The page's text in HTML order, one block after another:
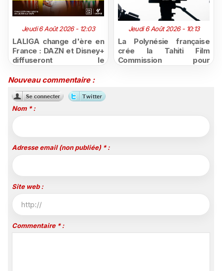
Jeudi 6 Août 2026 - 12:03
LALIGA change d'ère en
France : DAZN et Disney+
diffuseront le
jusqu'en 2029, un revers
Jeudi 6 Août 2026 - 10:13
La Polynésie française
crée la Tahiti Film
Commission pour
Nouveau commentaire :
Nom * :
Adresse email (non publiée) * :
Site web :
Commentaire * :